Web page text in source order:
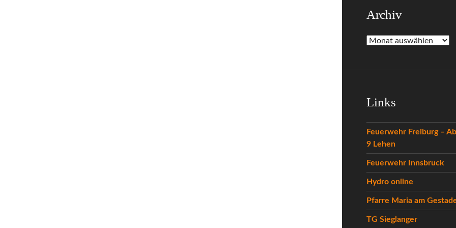
Archiv
Archiv
Links
Feuerwehr Freiburg –
9 Lehen
Feuerwehr Innsbruck
Hydro online
Pfarre Maria am
TG Sieglanger